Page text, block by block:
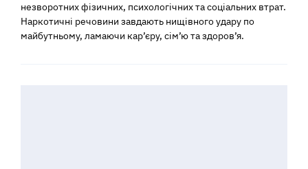
незворотних фізичних, психологічних та соціальних втрат.
Наркотичні речовини завдають нищівного удару по
майбутньому, ламаючи кар’єру, сім’ю та здоров’я.